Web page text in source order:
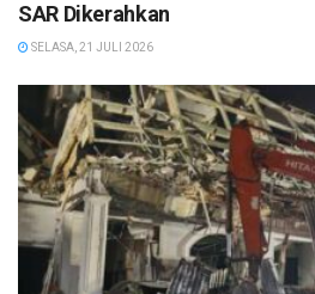
SAR Dikerahkan
SELASA, 21 JULI 2026